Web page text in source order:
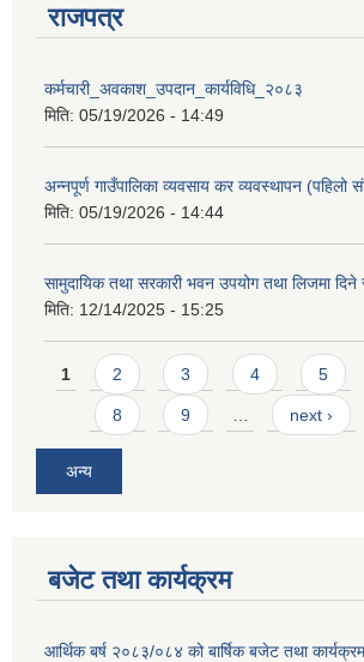
राजपत्र
कर्मचारी_अवकाश_उपदान_कार्यविधि_२०८३
मिति: 05/19/2026 - 14:49
अन्नपूर्ण गाउँपालिका व्यवसाय कर व्यवस्थापन (पहिलो
मिति: 05/19/2026 - 14:44
सामुदायिक तथा सरकारी भवन उपयोग तथा लिजमा दिने
मिति: 12/14/2025 - 15:25
Pages
1 2 3 4 5
8 9 … next ›
अन्य
बजेट तथा कार्यक्रम
आर्थिक बर्ष २०८३/०८४ को बार्षिक बजेट तथा कार्यक्रम